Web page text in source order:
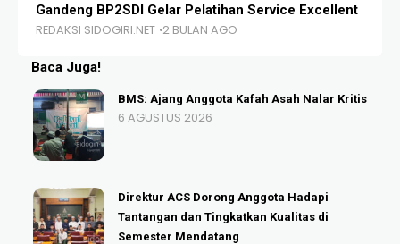
Gandeng BP2SDI Gelar Pelatihan Service Excellent
REDAKSI SIDOGIRI.NET 2 BULAN AGO
Baca Juga!
BMS: Ajang Anggota Kafah Asah Nalar Kritis
6 AGUSTUS 2026
Direktur ACS Dorong Anggota Hadapi
Tantangan dan Tingkatkan Kualitas di
Semester Mendatang